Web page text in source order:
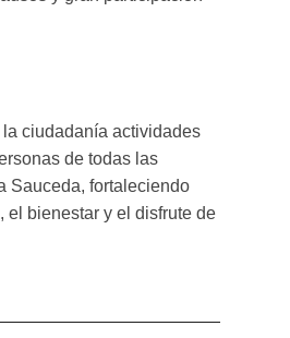
ciudadanía actividades
de todas las
Sauceda, fortaleciendo
el bienestar y el disfrute de